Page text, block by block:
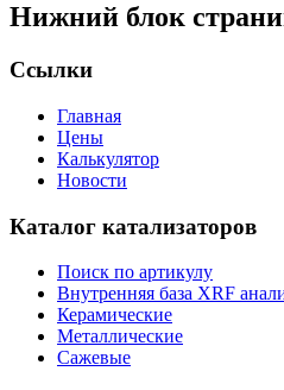
Нижний блок
Ссылки
Главная
Цены
Калькулятор
Новости
Каталог катализаторов
Поиск по артикулу
Внутренняя база XRF
Керамические
Металлические
Сажевые